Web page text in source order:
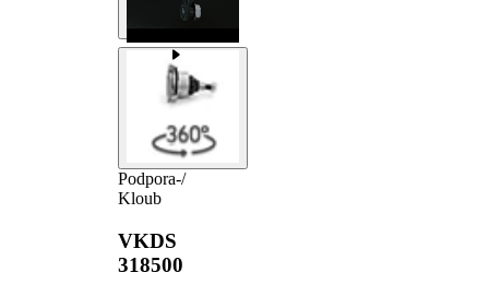
Podpora-/
Kloub
VKDS
318500